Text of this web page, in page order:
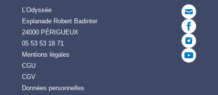
L’Odyssée
Esplanade Robert Badinter
24000 PÉRIGUEUX
05 53 53 18 71
Mentions légales
CGU
CGV
Données personnelles